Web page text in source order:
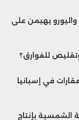
يهيمن على
للفوارق؟
في إسبانيا
الشمسية بإنتاج